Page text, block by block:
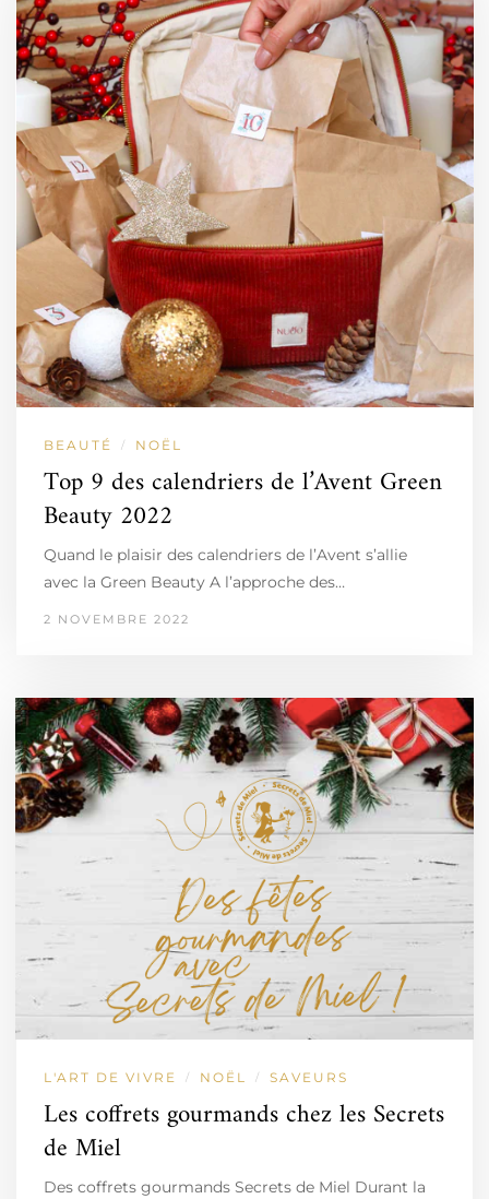
BEAUTÉ / NOËL
Top 9 des calendriers de l’Avent Green
Beauty 2022
Quand le plaisir des calendriers de l’Avent s’allie
avec la Green Beauty A l’approche des…
2 NOVEMBRE 2022
L'ART DE VIVRE / NOËL / SAVEURS
Les coffrets gourmands chez les Secrets
de Miel
Des coffrets gourmands Secrets de Miel Durant la